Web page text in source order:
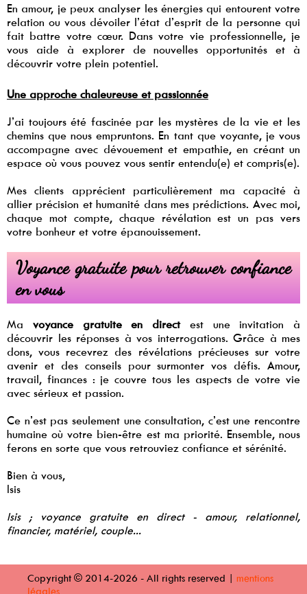
En amour, je peux analyser les énergies qui entourent votre
relation ou vous dévoiler l’état d’esprit de la personne qui
fait battre votre cœur. Dans votre vie professionnelle, je
vous aide à explorer de nouvelles opportunités et à
découvrir votre plein potentiel.
Une approche chaleureuse et passionnée
J’ai toujours été fascinée par les mystères de la vie et les
chemins que nous empruntons. En tant que voyante, je vous
accompagne avec dévouement et empathie, en créant un
espace où vous pouvez vous sentir entendu(e) et compris(e).
Mes clients apprécient particulièrement ma capacité à
allier précision et humanité dans mes prédictions. Avec moi,
chaque mot compte, chaque révélation est un pas vers
votre bonheur et votre épanouissement.
Voyance gratuite pour retrouver confiance
en vous
Ma voyance gratuite en directest une invitation à
découvrir les réponses à vos interrogations. Grâce à mes
dons, vous recevrez des révélations précieuses sur votre
avenir et des conseils pour surmonter vos défis. Amour,
travail, finances : je couvre tous les aspects de votre vie
avec sérieux et passion.
Ce n’est pas seulement une consultation, c’est une rencontre
humaine où votre bien-être est ma priorité. Ensemble, nous
ferons en sorte que vous retrouviez confiance et sérénité.
Bien à vous,
Isis
Isis ; voyance gratuite en direct - amour, relationnel,
financier, matériel, couple...
Copyright © 2014-2026 - All rights reserved | mentions
légales